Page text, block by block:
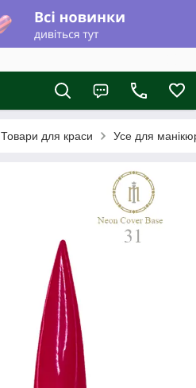
Товари для краси Усе для